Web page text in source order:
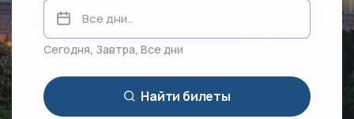
Сегодня, Завтра, Все дни
Найти билеты